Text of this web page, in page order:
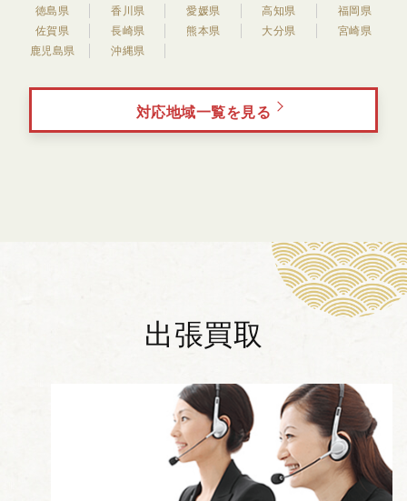
徳島県
香川県 愛媛県 高知県
福岡県
佐賀県
長崎県 熊本県 大分県
宮崎県
鹿児島県
沖縄県
対応地域一覧を見る
出張買取